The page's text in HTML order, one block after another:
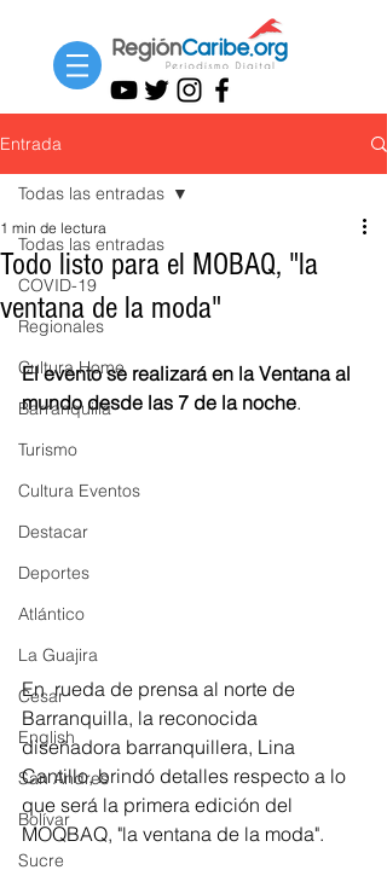
Entrada
Todas las entradas
COVID-19
Regionales
Cultura Home
Barranquilla
Turismo
Cultura Eventos
Destacar
Deportes
Atlántico
La Guajira
Cesar
English
San Andres
Bolívar
Sucre
Todas las entradas
Todo listo para el MOBAQ, "la
ventana de la moda"
1 min de lectura
El evento se realizará en la Ventana al
mundo desde las 7 de la noche.
En  rueda de prensa al norte de
Barranquilla, la reconocida
diseñadora barranquillera, Lina
Cantillo, brindó detalles respecto a lo
que será la primera edición del
MOQBAQ, "la ventana de la moda".